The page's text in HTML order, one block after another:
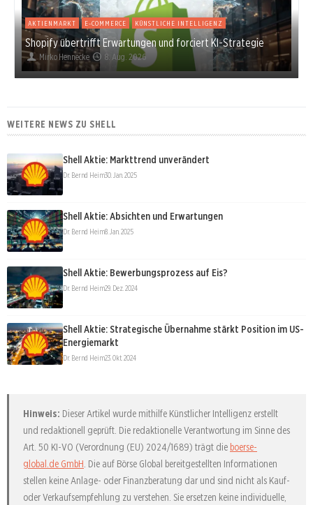
AKTIENMARKT E-COMMERCE KÜNSTLICHE INTELLIGENZ
Shopify übertrifft Erwartungen und forciert KI-Strategie
Mirko Hennecke 8. Aug. 2026
WEITERE NEWS ZU SHELL
Shell Aktie: Markttrend unverändert
Dr. Bernd Heim30. Jan. 2025
Shell Aktie: Absichten und Erwartungen
Dr. Bernd Heim8. Jan. 2025
Shell Aktie: Bewerbungsprozess auf Eis?
Dr. Bernd Heim29. Dez. 2024
Shell Aktie: Strategische Übernahme stärkt Position im US-
Energiemarkt
Dr. Bernd Heim23. Okt. 2024
Hinweis: Dieser Artikel wurde mithilfe Künstlicher Intelligenz erstellt
und redaktionell geprüft. Die redaktionelle Verantwortung im Sinne des
Art. 50 KI-VO (Verordnung (EU) 2024/1689) trägt die boerse-
global.de GmbH. Die auf Börse Global bereitgestellten Informationen
stellen keine Anlage- oder Finanzberatung dar und sind nicht als Kauf-
oder Verkaufsempfehlung zu verstehen. Sie ersetzen keine individuelle,